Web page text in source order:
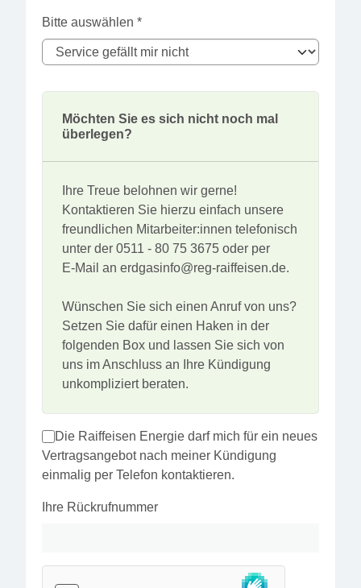
Bitte auswählen *
Möchten Sie es sich nicht noch mal
überlegen?
Ihre Treue belohnen wir gerne!
Kontaktieren Sie hierzu einfach unsere
freundlichen Mitarbeiter:innen telefonisch
unter der 0511 - 80 75 3675 oder per
E‑Mail an erdgasinfo@reg-raiffeisen.de.
Wünschen Sie sich einen Anruf von uns?
Setzen Sie dafür einen Haken in der
folgenden Box und lassen Sie sich von
uns im Anschluss an Ihre Kündigung
unkompliziert beraten.
Die Raiffeisen Energie darf mich für ein neues
Vertragsangebot nach meiner Kündigung
einmalig per Telefon kontaktieren.
Ihre Rückrufnummer